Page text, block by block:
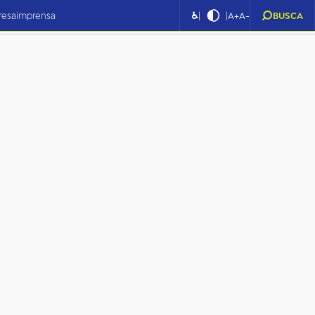
imprensa ♿| |A+A- BUSCA